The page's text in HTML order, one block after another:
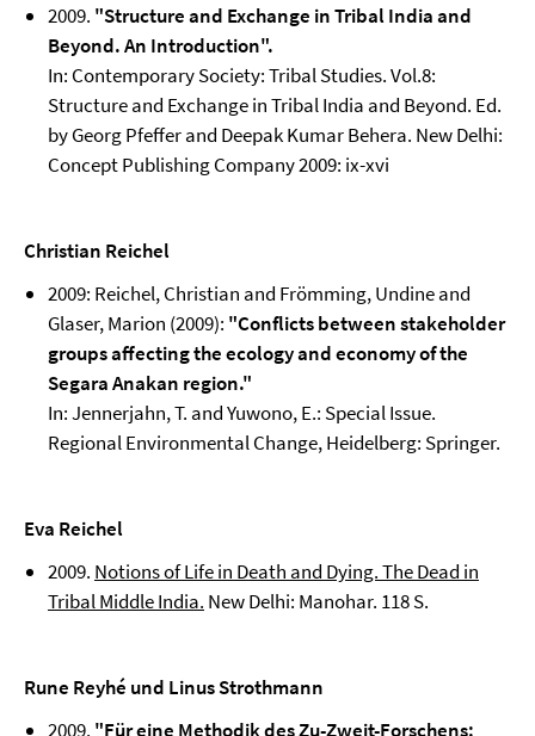
2009. "Structure and Exchange in Tribal India and
Beyond. An Introduction".
In: Contemporary Society: Tribal Studies. Vol.8:
Structure and Exchange in Tribal India and Beyond. Ed.
by Georg Pfeffer and Deepak Kumar Behera. New Delhi:
Concept Publishing Company 2009: ix-xvi
Christian Reichel
2009: Reichel, Christian and Frömming, Undine and
Glaser, Marion (2009): "Conflicts between stakeholder
groups affecting the ecology and economy of the
Segara Anakan region."
In: Jennerjahn, T. and Yuwono, E.: Special Issue.
Regional Environmental Change, Heidelberg: Springer.
Eva Reichel
2009. Notions of Life in Death and Dying. The Dead in
Tribal Middle India. New Delhi: Manohar. 118 S.
Rune Reyhé und Linus Strothmann
2009. "Für eine Methodik des Zu-Zweit-Forschens: